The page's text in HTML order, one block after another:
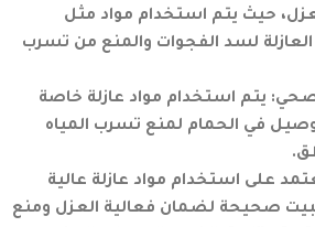
حيث يتم استخدام مواد مثل
لسد الفجوات والمنع من تسرب
يتم استخدام مواد عازلة خاصة
في الحمام لمنع تسرب المياه
على استخدام مواد عازلة عالية
تثبيت صحيحة لضمان فعالية العزل ومنع